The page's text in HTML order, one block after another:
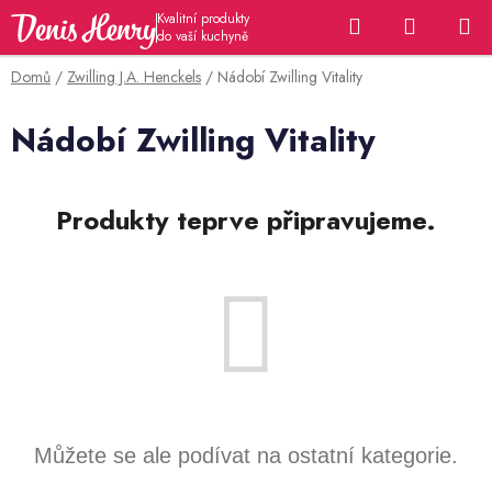
Přejít
obsah
Hledat
KOŠÍK
Domů / Zwilling J.A. Henckels / Nádobí Zwilling Vitality
Nádobí Zwilling Vitality
Produkty teprve připravujeme.
Můžete se ale podívat na ostatní kategorie.